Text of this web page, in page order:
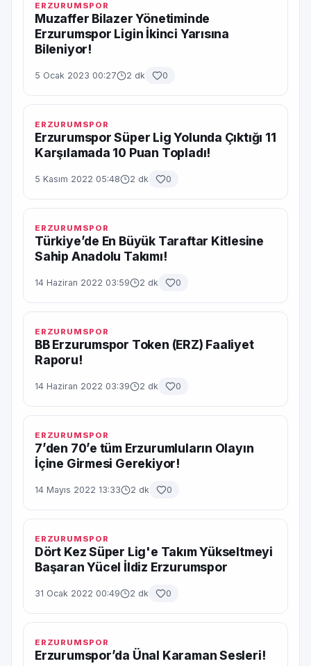
ERZURUMSPOR
Muzaffer Bilazer Yönetiminde
Erzurumspor Ligin İkinci Yarısına
Bileniyor!
5 Ocak 2023 00:27 2 dk 0
ERZURUMSPOR
Erzurumspor Süper Lig Yolunda Çıktığı 11
Karşılamada 10 Puan Topladı!
5 Kasım 2022 05:48 2 dk 0
ERZURUMSPOR
Türkiye’de En Büyük Taraftar Kitlesine
Sahip Anadolu Takımı!
14 Haziran 2022 03:59 2 dk 0
ERZURUMSPOR
BB Erzurumspor Token (ERZ) Faaliyet
Raporu!
14 Haziran 2022 03:39 2 dk 0
ERZURUMSPOR
7’den 70’e tüm Erzurumluların Olayın
İçine Girmesi Gerekiyor!
14 Mayıs 2022 13:33 2 dk 0
ERZURUMSPOR
Dört Kez Süper Lig'e Takım Yükseltmeyi
Başaran Yücel İldiz Erzurumspor
31 Ocak 2022 00:49 2 dk 0
ERZURUMSPOR
Erzurumspor’da Ünal Karaman Sesleri!